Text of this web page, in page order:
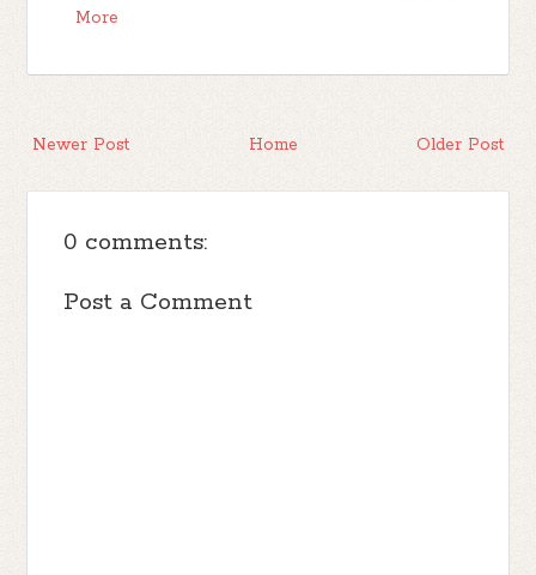
More
Newer Post Older Post
Home
0 comments:
Post a Comment